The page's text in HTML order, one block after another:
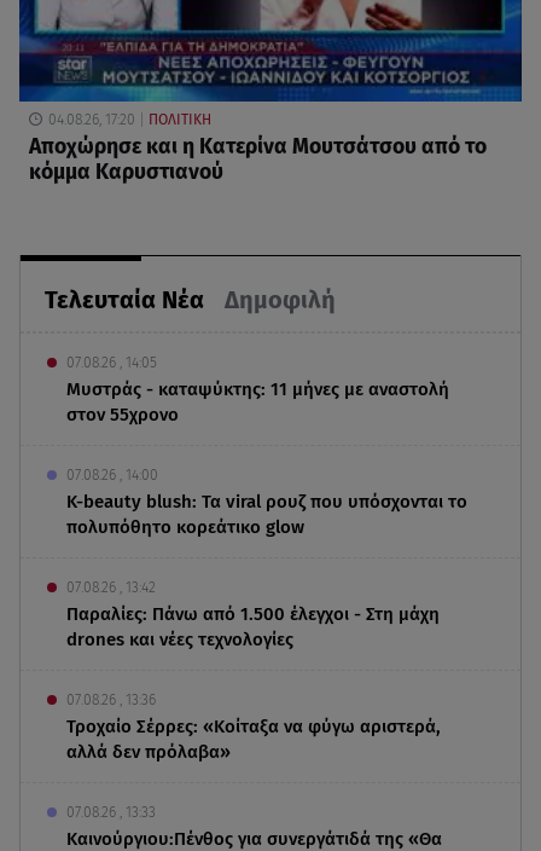
Τελευταία Νέα Δημοφιλή
07.08.26 , 14:05
Μυστράς - καταψύκτης: 11 μήνες με αναστολή
στον 55χρονο
07.08.26 , 14:00
K-beauty blush: Τα viral ρουζ που υπόσχονται το
πολυπόθητο κορεάτικο glow
07.08.26 , 13:42
Παραλίες: Πάνω από 1.500 έλεγχοι - Στη μάχη
drones και νέες τεχνολογίες
07.08.26 , 13:36
Τροχαίο Σέρρες: «Κοίταξα να φύγω αριστερά,
αλλά δεν πρόλαβα»
07.08.26 , 13:33
Καινούργιου:Πένθος για συνεργάτιδά της «Θα
04.08.26, 17:20 ΠΟΛΙΤΙΚΗ
Αποχώρησε και η Κατερίνα Μουτσάτσου από το
κόμμα Καρυστιανού